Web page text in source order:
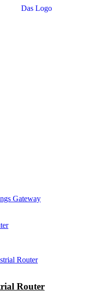
Gateway
Router